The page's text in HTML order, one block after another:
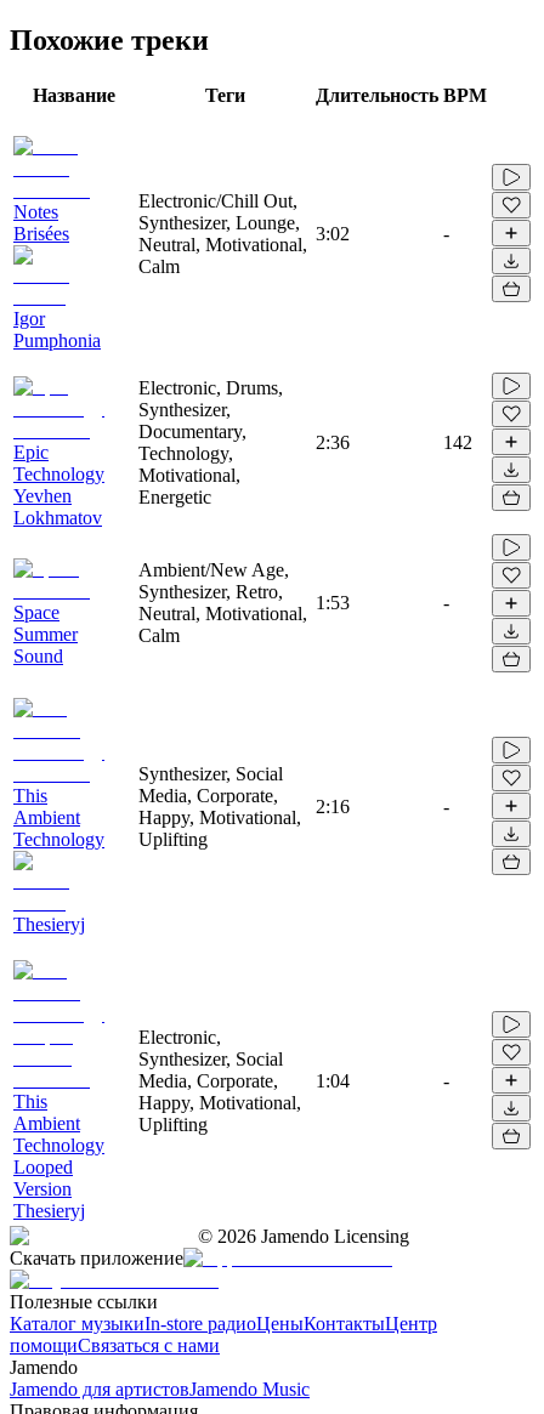
Похожие треки
Название Теги Длительность BPM
Notes
Brisées
Igor
Pumphonia
Electronic/Chill Out,
Synthesizer, Lounge,
Neutral, Motivational,
Calm
3:02 -
Epic
Technology
Yevhen
Lokhmatov
Electronic, Drums,
Synthesizer,
Documentary,
Technology,
Motivational,
Energetic
2:36 142
Space
Summer
Sound
Ambient/New Age,
Synthesizer, Retro,
Neutral, Motivational,
Calm
1:53 -
This
Ambient
Technology
Thesieryj
Synthesizer, Social
Media, Corporate,
Happy, Motivational,
Uplifting
2:16 -
This
Ambient
Technology
Looped
Version
Thesieryj
Electronic,
Synthesizer, Social
Media, Corporate,
Happy, Motivational,
Uplifting
1:04 -
© 2026 Jamendo Licensing
Скачать приложение
Полезные ссылки
Каталог музыкиIn-store радиоЦеныКонтактыЦентр
помощиСвязаться с нами
Jamendo
Jamendo для артистовJamendo Music